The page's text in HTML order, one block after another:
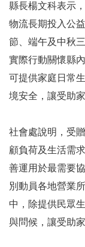
縣長楊文科表示
物流長期投入公
節、端午及中秋
實際行動關懷縣
可提供家庭日常
境安全，讓受助
社會處說明，受
顧負荷及生活需
善運用於最需要
別動員各地營業
中，除提供民眾
與問候，讓受助